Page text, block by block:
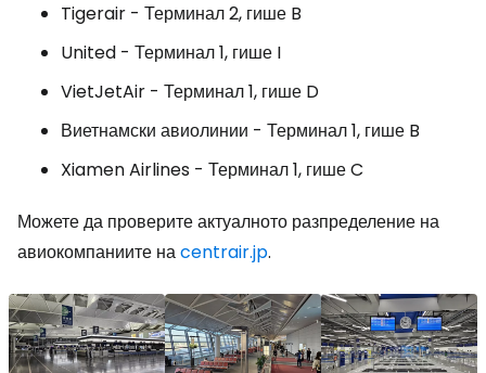
Tigerair - Терминал 2, гише B
United - Терминал 1, гише I
VietJetAir - Терминал 1, гише D
Виетнамски авиолинии - Терминал 1, гише B
Xiamen Airlines - Терминал 1, гише C
Можете да проверите актуалното разпределение на
авиокомпаниите наcentrair.jp.